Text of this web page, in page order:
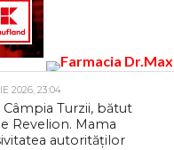
2026, 23:04
Turzii, bătut
Revelion. Mama
autorităților